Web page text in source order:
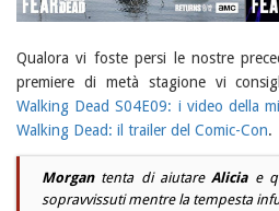
Qualora vi foste persi le nostre
premiere di metà stagione vi
Walking Dead S04E09: i video della
Walking Dead: il trailer del Comic-Con.
Morgantenta di aiutareAliciae
sopravvissuti mentre la tempesta